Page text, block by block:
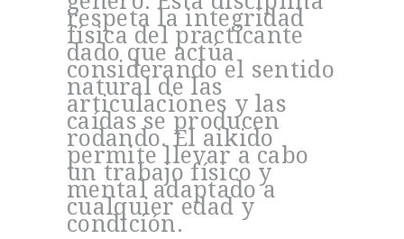
respeta la integridad
física del practicante
dado que actúa
considerando el sentido
natural de las
articulaciones y las
caídas se producen
rodando. El aikido
permite llevar a cabo
un trabajo físico y
mental adaptado a
cualquier edad y
condición.